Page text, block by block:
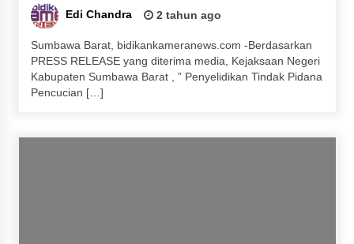
Edi Chandra 2 tahun ago
Sumbawa Barat, bidikankameranews.com -Berdasarkan
PRESS RELEASE yang diterima media, Kejaksaan Negeri
Kabupaten Sumbawa Barat , ” Penyelidikan Tindak Pidana
Pencucian […]